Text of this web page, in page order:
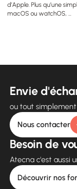
d’Apple. Plus qu’une
macOS ou watchOS, ...
Envie
ou tout
Nous contacter
Besoin de
Atecna c'est aussi
Découvrir nos